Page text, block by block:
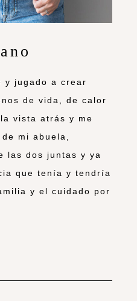
y jugado a crear
de vida, de calor
vista atrás y me
mi abuela,
las dos juntas y ya
que tenía y tendría
y el cuidado por